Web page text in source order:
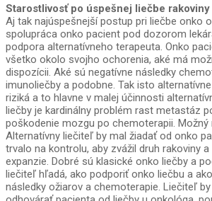
Starostlivosť po úspešnej liečbe
Aj tak najúspešnejší postup pri liečbe onko
spolupráca onko pacient pod dozorom
podpora alternatívneho terapeuta. Onko
všetko okolo svojho ochorenia, aké má
dispozícii. Aké sú negatívne následky
imunoliečby a podobne. Tak isto
riziká a to hlavne v malej účinnosti
liečby je kardinálny problém rast metastáz
poškodenie mozgu po chemoterapii. Možný
Alternatívny liečiteľ by mal žiadať od onko
trvalo na kontrolu, aby zvážil druh rakoviny
expanzie. Dobré sú klasické onko liečby a
liečiteľ hľadá, ako podporiť onko liečbu a
následky ožiarov a chemoterapie. Liečiteľ